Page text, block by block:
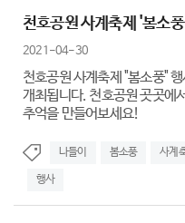
천호공원 사계축제 '봄소
2021-04-30
천호공원 사계축제 "봄소풍"
개최됩니다. 천호공원 곳곳에
추억을 만들어보세요!
나들이 봄소풍 사계
행사